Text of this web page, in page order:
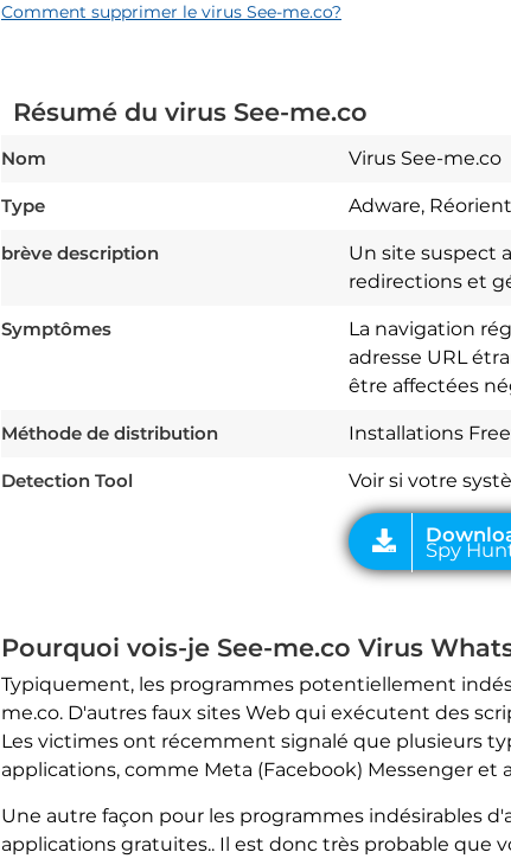
Comment supprimer le virus See-me.co?
Résumé du virus See-me.co
Nom Virus See-me.co
Type Adware,
brève description
Un site suspect
redirections et
Symptômes
La navigation
adresse URL
être affectées
Méthode de distribution Installations
Detection Tool Voir si votre
Download
Pourquoi vois-je See-me.co Virus
Typiquement, les programmes potentiellement
me.co. D'autres faux sites Web qui exécutent des
Les victimes ont récemment signalé que plusieurs
applications, comme Meta (Facebook) Messenger et
Une autre façon pour les programmes indésirables
applications gratuites.. Il est donc très probable que